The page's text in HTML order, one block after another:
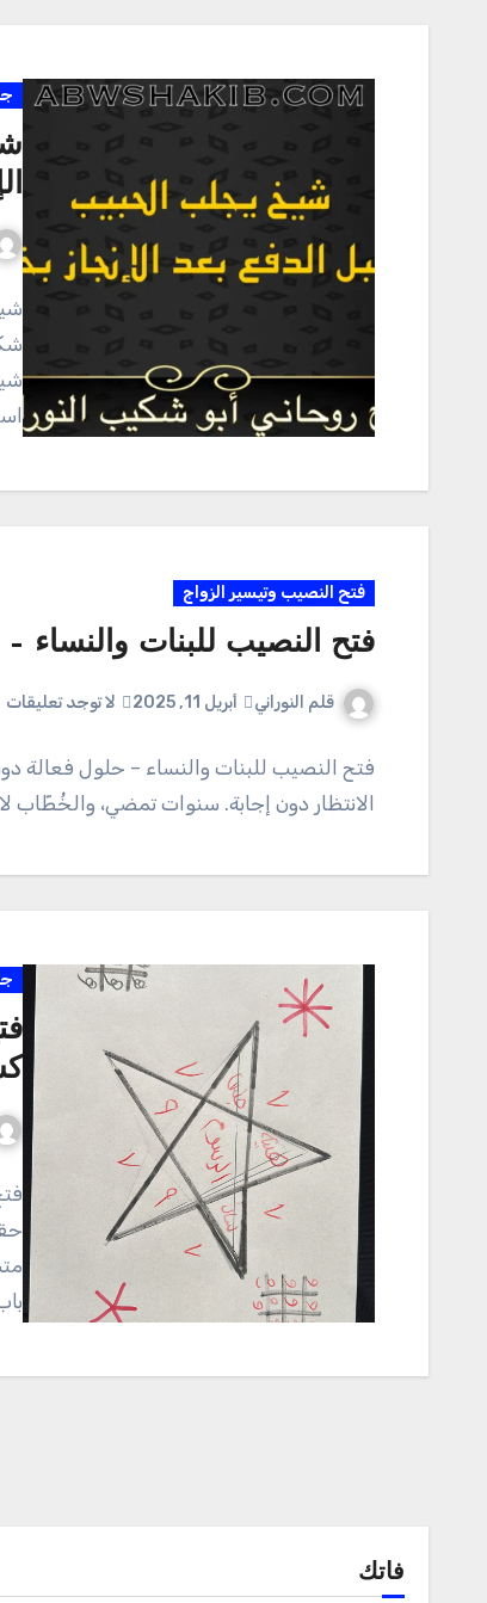
فتح النصيب وتيسير الزواج
فتح النصيب للبنات والنساء
قلم النوراني أبريل 11, 2025 لا توجد تعليقات
فتح النصيب للبنات والنساء – حلول فعالة
الانتظار دون إجابة. سنوات تمضي، والخُطّاب لا
فاتك